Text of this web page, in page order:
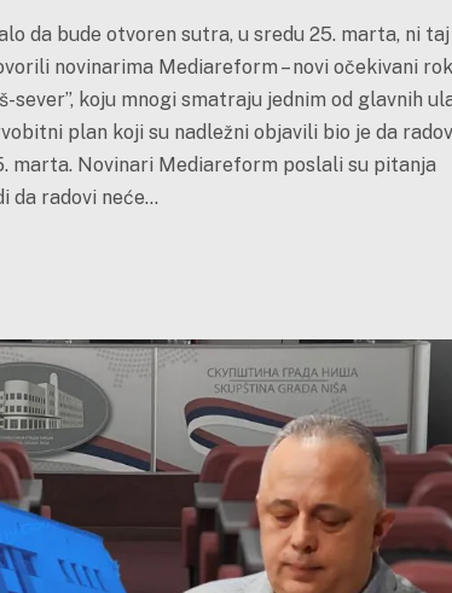
da bude otvoren sutra, u sredu 25. marta, ni
novinarima Mediareform – novi očekivani
koju mnogi smatraju jednim od glavnih
plan koji su nadležni objavili bio je da
marta. Novinari Mediareform poslali su pitanja
da radovi neće…